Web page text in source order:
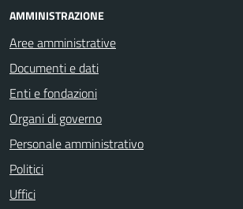
AMMINISTRAZIONE
Aree amministrative
Documenti e dati
Enti e fondazioni
Organi di governo
Personale amministrativo
Politici
Uffici